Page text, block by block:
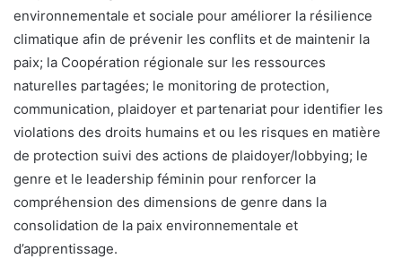
environnementale et sociale pour améliorer la résilience
climatique afin de prévenir les conflits et de maintenir la
paix; la Coopération régionale sur les ressources
naturelles partagées; le monitoring de protection,
communication, plaidoyer et partenariat pour identifier les
violations des droits humains et ou les risques en matière
de protection suivi des actions de plaidoyer/lobbying; le
genre et le leadership féminin pour renforcer la
compréhension des dimensions de genre dans la
consolidation de la paix environnementale et
d’apprentissage.